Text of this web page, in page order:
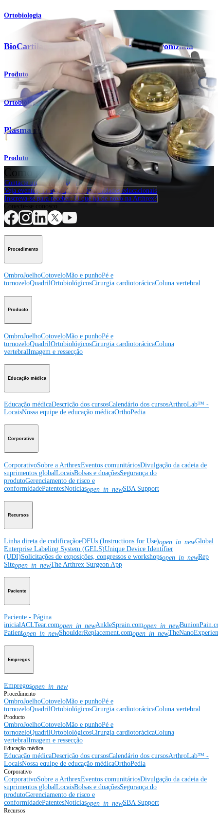
Ortobiologia
BioCartilage®- Matriz de cartilagem micronizada
Produto
Ortobiologia
Plasma rico em plaquetas
Produto
Como podemos ajudar?
Contacte um representante
Veja eventos, laboratórios e oportunidades educacionais
Inscreva-se para receber: O que há de novo na Arthrex?
Conecte-se conosco
Procedimento
OmbroJoelhoCotoveloMão e punhoPé e
tornozeloQuadrilOrtobiológicosCirurgia cardiotorácicaColuna vertebral
Producto
OmbroJoelhoCotoveloMão e punhoPé e
tornozeloQuadrilOrtobiológicosCirurgia cardiotorácicaColuna
vertebralImagem e ressecção
Educação médica
Educação médicaDescrição dos cursosCalendário dos cursosArthroLab™ -
LocaisNossa equipe de educação médicaOrthoPedia
Corporativo
CorporativoSobre a ArthrexEventos comunitáriosDivulgação da cadeia de
suprimentos globalLocaisBolsas e doaçõesSegurança do
produtoGerenciamento de risco e
conformidadePatentesNotíciasopen_in_newSBA Support
Recursos
Linha direta de codificaçãoeDFUs (Instructions for Use)open_in_newGlobal
Enterprise Labeling System (GELS)Unique Device Identifier
(UDI)Solicitações de exposições, congressos e workshopsopen_in_newRep
Siteopen_in_newThe Arthrex Surgeon App
Paciente
Paciente - Página
inicialACLTear.comopen_in_newAnkleSprain.comopen_in_new
Patientopen_in_newShoulderReplacement.comopen_in_new
Empregos
Empregosopen_in_new
Procedimento
OmbroJoelhoCotoveloMão e punhoPé e
tornozeloQuadrilOrtobiológicosCirurgia cardiotorácicaColuna vertebral
Producto
OmbroJoelhoCotoveloMão e punhoPé e
tornozeloQuadrilOrtobiológicosCirurgia cardiotorácicaColuna
vertebralImagem e ressecção
Educação médica
Educação médicaDescrição dos cursosCalendário dos cursosArthroLab™ -
LocaisNossa equipe de educação médicaOrthoPedia
Corporativo
CorporativoSobre a ArthrexEventos comunitáriosDivulgação da cadeia de
suprimentos globalLocaisBolsas e doaçõesSegurança do
produtoGerenciamento de risco e
conformidadePatentesNotíciasopen_in_newSBA Support
Recursos